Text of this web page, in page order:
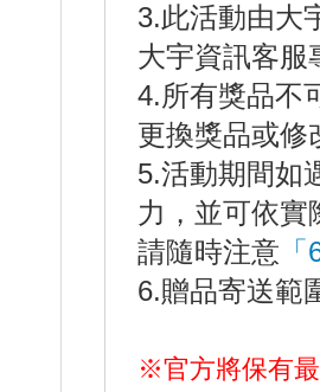
3.此活動由大
大宇資訊客服
4.所有獎品不
更換獎品或
5.活動期間如
力，並可依實
請隨時注意
6.贈品寄送範
※官方將保有